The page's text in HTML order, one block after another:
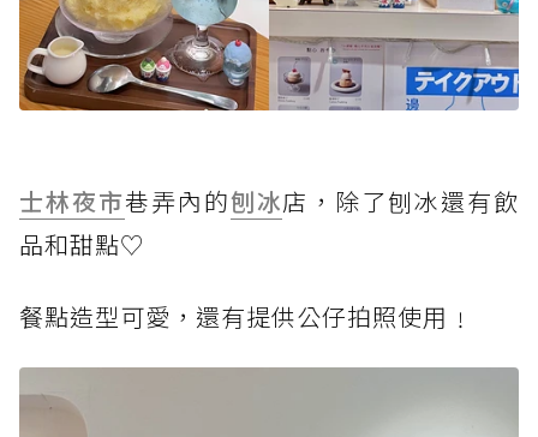
士林夜市巷弄內的刨冰店，除了刨冰還有飲
品和甜點♡
餐點造型可愛，還有提供公仔拍照使用﹗